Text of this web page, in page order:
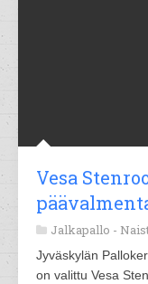
Vesa
Jalkapallo -
Jyväskylän
on valittu Vesa